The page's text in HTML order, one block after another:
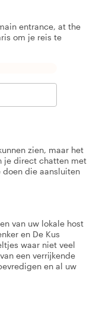
entrance, at the
om je reis te
zien, maar het
je direct chatten met
doen die aansluiten
van uw lokale host
en De Kus
waar niet veel
een verrijkende
en al uw